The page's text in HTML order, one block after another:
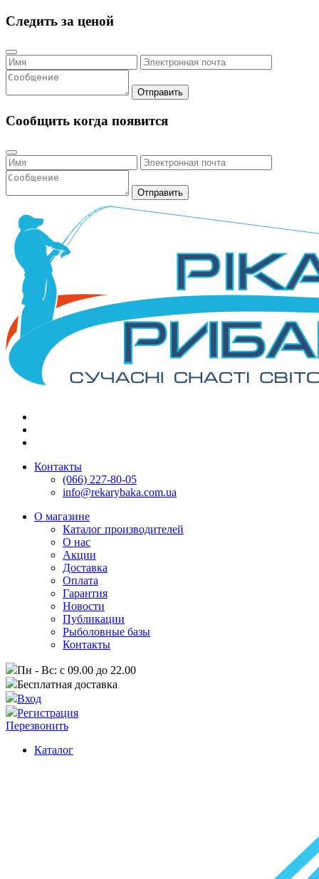
Следить за ценой
Отправить
Сообщить когда появится
Отправить
Контакты
(066) 227-80-05
info@rekarybaka.com.ua
О магазине
Каталог производителей
О нас
Акции
Доставка
Оплата
Гарантия
Новости
Публикации
Рыболовные базы
Контакты
Пн - Вс: с 09.00 до 22.00
Бесплатная доставка
Вход
Регистрация
Перезвонить
Каталог